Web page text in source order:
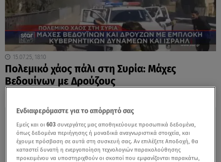
15.07.25, 18:10
Πολεμικό χάος πάλι στη Συρία: Μάχες
Βεδουίνων με Δρούζους
Ενδιαφερόμαστε για το απόρρητό σας
Εμείς και οι603 συνεργάτες μας αποθηκεύουμε προσωπικά δεδομένα,
όπως δεδομένα περιήγησης ή μοναδικά αναγνωριστικά στοιχεία, και
έχουμε πρόσβαση σε αυτά στη συσκευή σας. Αν επιλέξετε Αποδοχή, θα
καταστεί δυνατή η ενεργοποίηση τεχνολογιών παρακολούθησης
προκειμένου να υποστηριχθούν οι σκοποί που εμφανίζονται παρακάτω,